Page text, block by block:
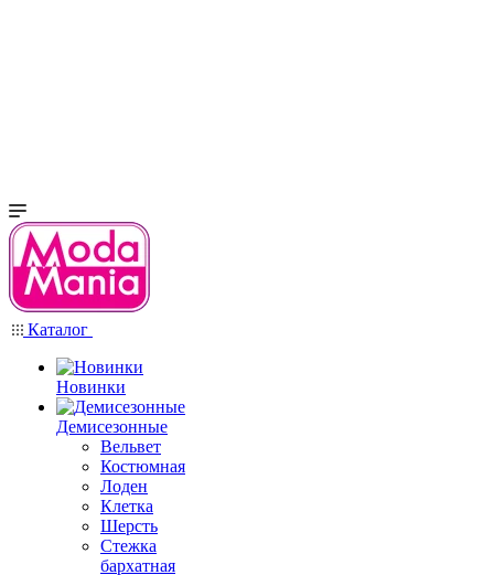
Каталог
Новинки
Демисезонные
Вельвет
Костюмная
Лоден
Клетка
Шерсть
Стежка
бархатная